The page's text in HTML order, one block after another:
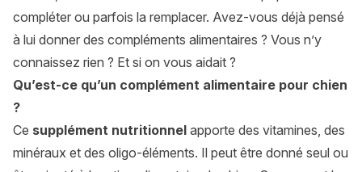
compléter ou parfois la remplacer. Avez-vous déjà pensé
à lui donner des compléments alimentaires ? Vous n’y
connaissez rien ? Et si on vous aidait ?
Qu’est-ce qu’un complément alimentaire pour chien
?
Ce supplément nutritionnel apporte des vitamines, des
minéraux et des oligo-éléments. Il peut être donné seul ou